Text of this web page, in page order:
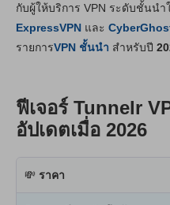
ราคา
ความเสถียร & การช่วยเหลือ
กับผู้ให้บริการ VPN ระดับชั้นนำ
ExpressVPN และ
รายการVPN ชั้นนำ สำหรับปี
ฟีเจอร์ Tunnelr
อัปเดตเมื่อ 2026
💸 ราคา